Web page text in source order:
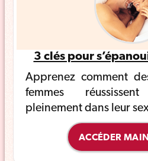
3 clés pour
Apprenez comment
femmes
pleinement dans leur
ACCÉDER